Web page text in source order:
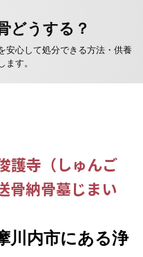
どうする？
安心して処分できる方法・供養
ます。
護寺（しゅんご
骨納骨墓じまい
川内市にある浄